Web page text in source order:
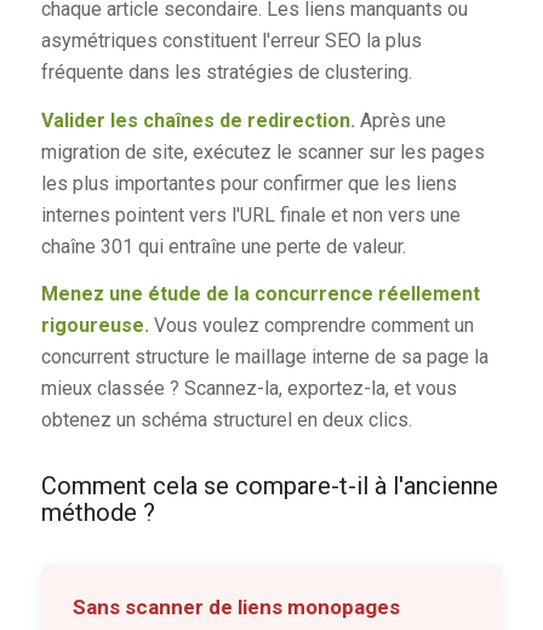
chaque article secondaire. Les liens manquants ou
asymétriques constituent l'erreur SEO la plus
fréquente dans les stratégies de clustering.
Valider les chaînes de redirection. Après une
migration de site, exécutez le scanner sur les pages
les plus importantes pour confirmer que les liens
internes pointent vers l'URL finale et non vers une
chaîne 301 qui entraîne une perte de valeur.
Menez une étude de la concurrence réellement
rigoureuse.Vous voulez comprendre comment un
concurrent structure le maillage interne de sa page la
mieux classée ? Scannez-la, exportez-la, et vous
obtenez un schéma structurel en deux clics.
Comment cela se compare-t-il à l'ancienne
méthode ?
Sans scanner de liens monopages